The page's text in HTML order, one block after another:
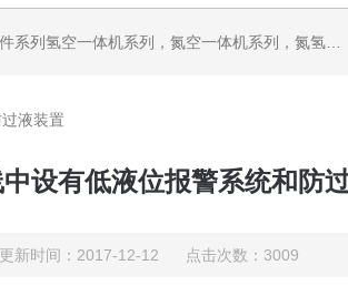
DKK-TOA水质分析，水质检测仪器，代理南韩SitekPH/离子计，DO计，电导计，多功能计，PH/DO/电导率电极
液装置
设有低液位报警系统和防
更新时间：2017-12-12 点击次数：3009